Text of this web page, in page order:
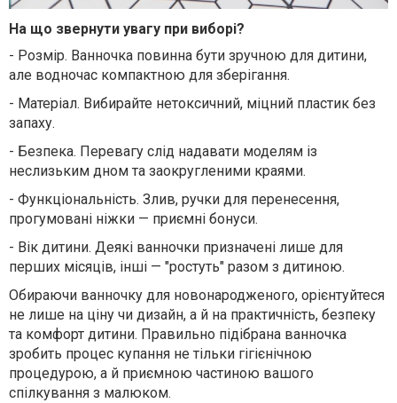
На що звернути увагу при виборі?
- Розмір. Ванночка повинна бути зручною для дитини,
але водночас компактною для зберігання.
- Матеріал. Вибирайте нетоксичний, міцний пластик без
запаху.
- Безпека. Перевагу слід надавати моделям із
неслизьким дном та заокругленими краями.
- Функціональність. Злив, ручки для перенесення,
прогумовані ніжки — приємні бонуси.
- Вік дитини. Деякі ванночки призначені лише для
перших місяців, інші — "ростуть" разом з дитиною.
Обираючи ванночку для новонародженого, орієнтуйтеся
не лише на ціну чи дизайн, а й на практичність, безпеку
та комфорт дитини. Правильно підібрана ванночка
зробить процес купання не тільки гігієнічною
процедурою, а й приємною частиною вашого
спілкування з малюком.